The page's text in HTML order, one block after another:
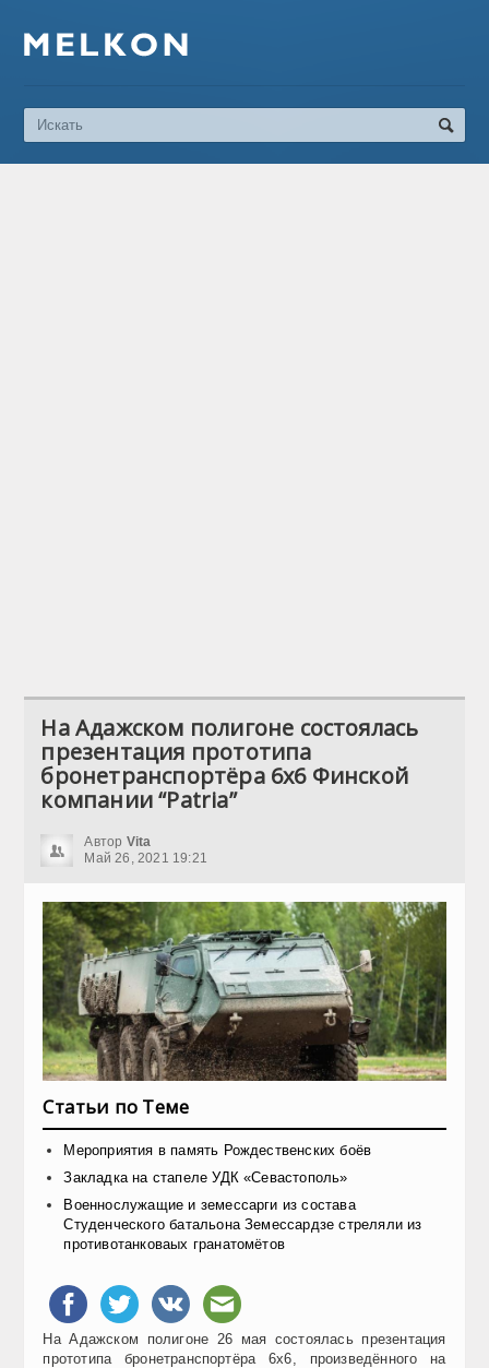
На Адажском полигоне состоялась
презентация прототипа
бронетранспортёра 6х6 Финской
компании “Patria”
Автор Vita
Май 26, 2021 19:21
Статьи по Теме
Мероприятия в память Рождественских боёв
Закладка на стапеле УДК «Севастополь»
Военнослужащие и земессарги из состава
Студенческого батальона Земессардзе стреляли из
противотанковаых гранатомётов
На Адажском полигоне 26 мая состоялась презентация
прототипа бронетранспортёра 6х6, произведённого на